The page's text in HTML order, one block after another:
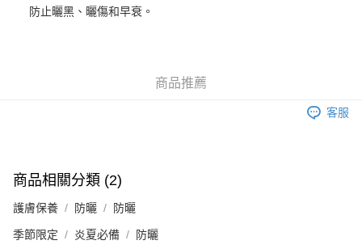
PayMe
銀行匯款 請將存款存到以下銀行帳戶，並於存款單據寫上訂單編號後電郵至
每筆HK$30.00，滿HK$580.00或以上免運費
付款後順豐站及營業點取貨
每筆HK$30.00，滿HK$580.00或以上免運費
防止曬黑、曬傷和早衰。
商品推薦
客服
商品相關分類 (2)
護膚保養 防曬 防曬
季節限定 炎夏必備 防曬